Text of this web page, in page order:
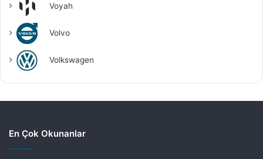
Voyah
Volvo
Volkswagen
En Çok Okunanlar